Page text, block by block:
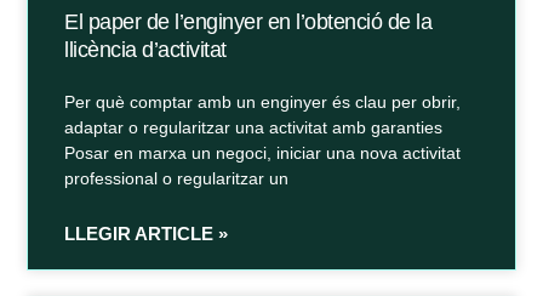
El paper de l’enginyer en l’obtenció de la
llicència d’activitat
Per què comptar amb un enginyer és clau per obrir,
adaptar o regularitzar una activitat amb garanties
Posar en marxa un negoci, iniciar una nova activitat
professional o regularitzar un
LLEGIR ARTICLE »